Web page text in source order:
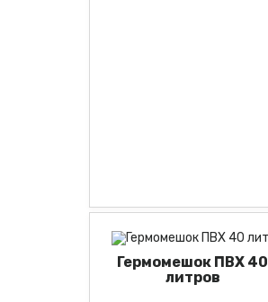
Гермомешок ПВХ 40
литров